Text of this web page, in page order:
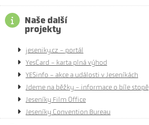
Naše další
projekty
jeseniky.cz - portál
YesCard - karta plná výhod
YESinfo - akce a události v Jeseníkách
Jdeme na běžky - informace o bíle stopě
Jeseníky Film Office
Jeseníky Convention Bureau